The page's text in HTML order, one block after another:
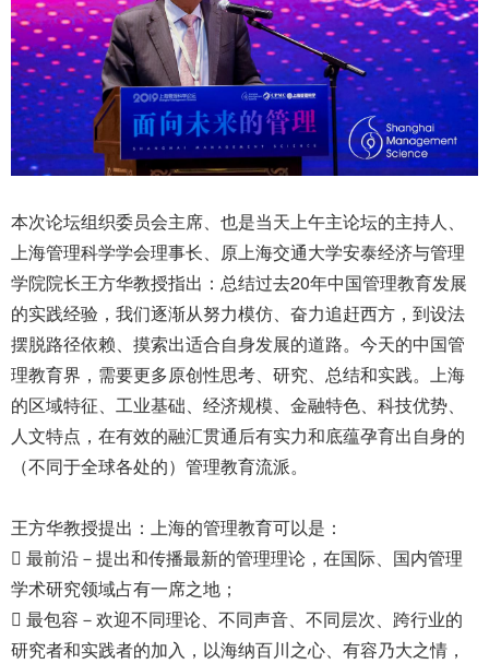
本次论坛组织委员会主席、也是当天上午主论坛的主持人、
上海管理科学学会理事长、原上海交通大学安泰经济与管理
学院院长王方华教授指出：总结过去20年中国管理教育发展
的实践经验，我们逐渐从努力模仿、奋力追赶西方，到设法
摆脱路径依赖、摸索出适合自身发展的道路。今天的中国管
理教育界，需要更多原创性思考、研究、总结和实践。上海
的区域特征、工业基础、经济规模、金融特色、科技优势、
人文特点，在有效的融汇贯通后有实力和底蕴孕育出自身的
（不同于全球各处的）管理教育流派。
王方华教授提出：上海的管理教育可以是：
 最前沿－提出和传播最新的管理理论，在国际、国内管理
学术研究领域占有一席之地；
 最包容－欢迎不同理论、不同声音、不同层次、跨行业的
研究者和实践者的加入，以海纳百川之心、有容乃大之情，